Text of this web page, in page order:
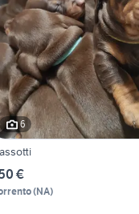
6
€
(NA)